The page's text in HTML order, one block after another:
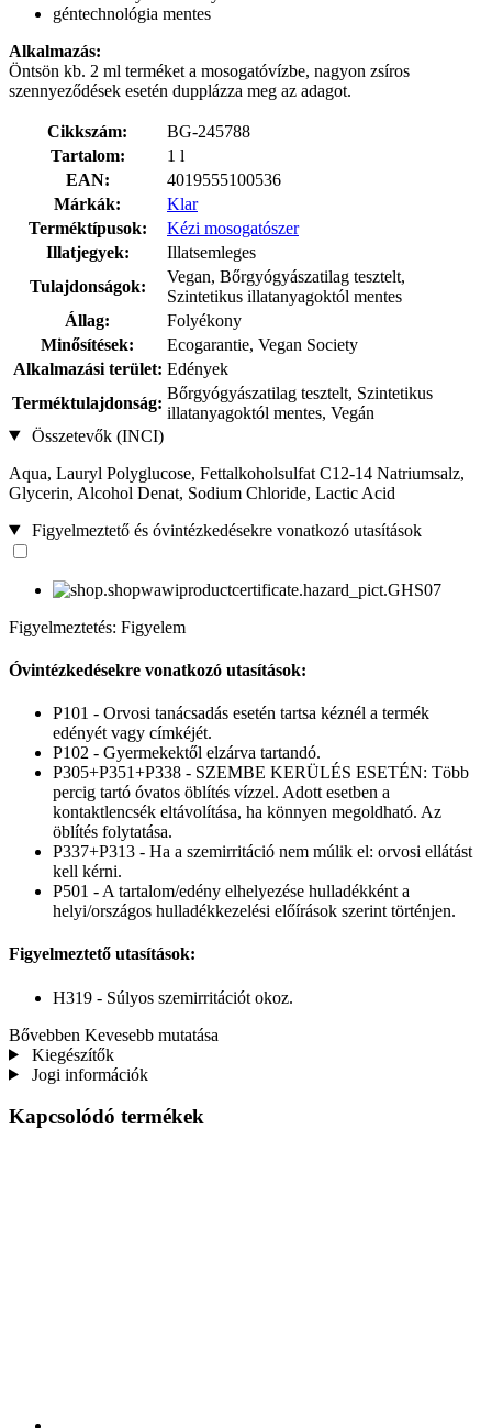
géntechnológia mentes
Alkalmazás:
Öntsön kb. 2 ml terméket a mosogatóvízbe, nagyon zsíros
szennyeződések esetén dupplázza meg az adagot.
Cikkszám:
BG-245788
Tartalom:
1 l
EAN:
4019555100536
Márkák:
Klar
Terméktípusok:
Kézi mosogatószer
Illatjegyek:
Illatsemleges
Tulajdonságok:
Vegan, Bőrgyógyászatilag tesztelt,
Szintetikus illatanyagoktól mentes
Állag:
Folyékony
Minősítések:
Ecogarantie, Vegan Society
Alkalmazási terület: Edények
Terméktulajdonság:
Bőrgyógyászatilag tesztelt, Szintetikus
illatanyagoktól mentes, Vegán
Összetevők (INCI)
Aqua, Lauryl Polyglucose, Fettalkoholsulfat C12-14 Natriumsalz,
Glycerin, Alcohol Denat, Sodium Chloride, Lactic Acid
Figyelmeztető és óvintézkedésekre vonatkozó utasítások
Figyelmeztetés: Figyelem
Óvintézkedésekre vonatkozó utasítások:
P101 - Orvosi tanácsadás esetén tartsa kéznél a termék
edényét vagy címkéjét.
P102 - Gyermekektől elzárva tartandó.
P305+P351+P338 - SZEMBE KERÜLÉS ESETÉN: Több
percig tartó óvatos öblítés vízzel. Adott esetben a
kontaktlencsék eltávolítása, ha könnyen megoldható. Az
öblítés folytatása.
P337+P313 - Ha a szemirritáció nem múlik el: orvosi ellátást
kell kérni.
P501 - A tartalom/edény elhelyezése hulladékként a
helyi/országos hulladékkezelési előírások szerint történjen.
Figyelmeztető utasítások:
H319 - Súlyos szemirritációt okoz.
Bővebben Kevesebb mutatása
Kiegészítők
Jogi információk
Kapcsolódó termékek